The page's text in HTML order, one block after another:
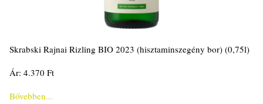
Skrabski Rajnai Rizling BIO 2023 (hisztaminszegény bor) (0,75l)
Ár: 4.370 Ft
Bővebben...